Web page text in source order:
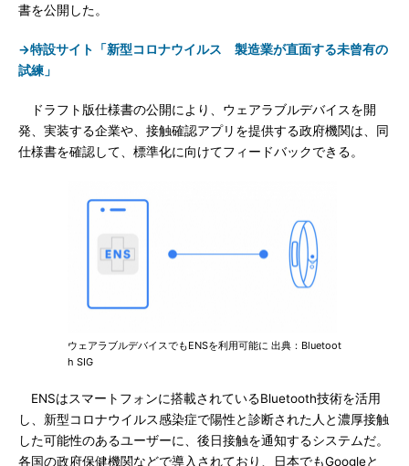
書を公開した。
→特設サイト「新型コロナウイルス 製造業が直面する未曾有の
試練」
ドラフト版仕様書の公開により、ウェアラブルデバイスを開
発、実装する企業や、接触確認アプリを提供する政府機関は、同
仕様書を確認して、標準化に向けてフィードバックできる。
ウェアラブルデバイスでもENSを利用可能に 出典：Bluetoot
h SIG
ENSはスマートフォンに搭載されているBluetooth技術を活用
し、新型コロナウイルス感染症で陽性と診断された人と濃厚接触
した可能性のあるユーザーに、後日接触を通知するシステムだ。
各国の政府保健機関などで導入されており、日本でもGoogleと